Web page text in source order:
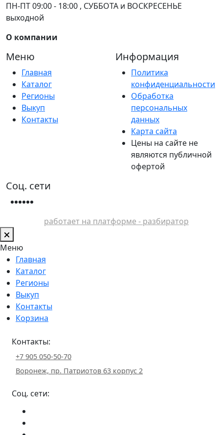
ПН-ПТ 09:00 - 18:00 , СУББОТА и ВОСКРЕСЕНЬЕ
выходной
О компании
Меню
Главная
Каталог
Регионы
Выкуп
Контакты
Информация
Политика
конфиденциальности
Обработка
персональных
данных
Карта сайта
Цены на сайте не
являются публичной
офертой
Соц. сети
работает на платформе - разбиратор
Меню
Главная
Каталог
Регионы
Выкуп
Контакты
Корзина
Контакты:
+7 905 050-50-70
Воронеж, пр. Патриотов 63 корпус 2
Соц. сети: